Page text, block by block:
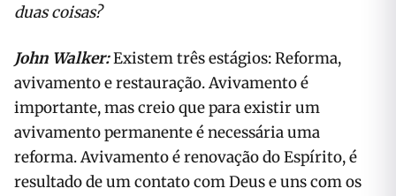
duas coisas?
John Walker:Existem três estágios: Reforma,
avivamento e restauração. Avivamento é
importante, mas creio que para existir um
avivamento permanente é necessária uma
reforma. Avivamento é renovação do Espírito, é
resultado de um contato com Deus e uns com os